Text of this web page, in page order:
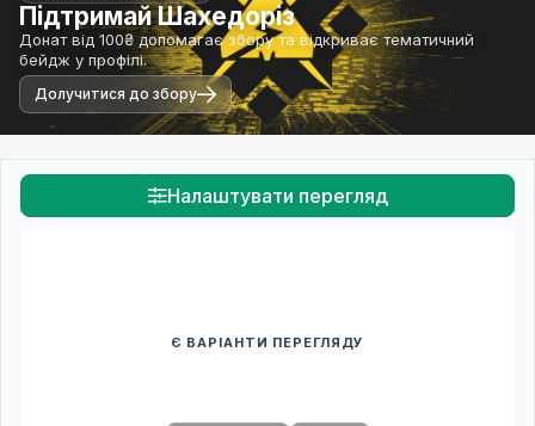
Підтримай Шахедоріз
Донат від 100₴ допомагає збору та відкриває тематичний
бейдж у профілі.
Долучитися до збору
Налаштувати перегляд
Є ВАРІАНТИ ПЕРЕГЛЯДУ